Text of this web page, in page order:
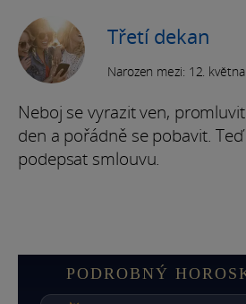
Třetí dekan
Narozen mezi: 12.
Neboj se vyrazit ven,
den a pořádně se pobavit.
podepsat smlouvu.
PODROBNÝ